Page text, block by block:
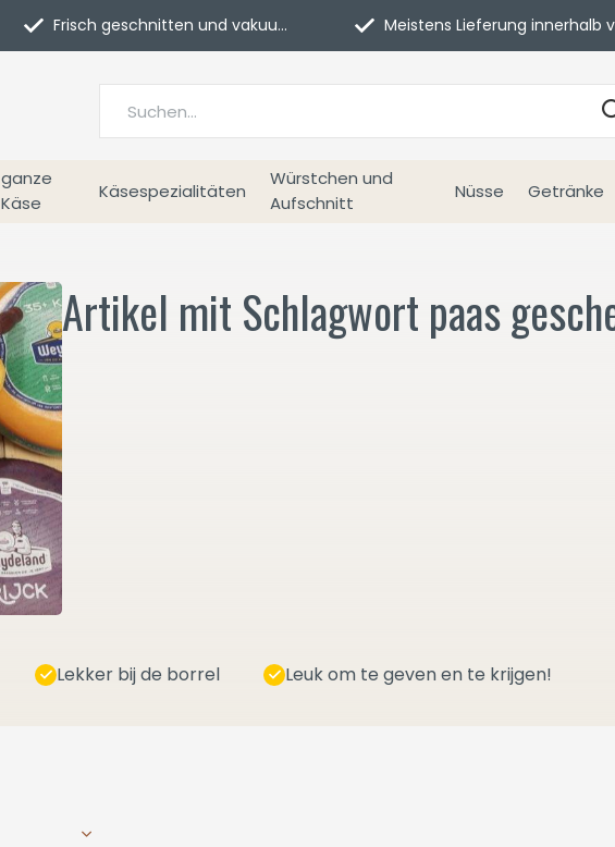
ganze
Käse
Käsespezialitäten
Würstchen und
Aufschnitt
Nüsse Getränke
Frisch geschnitten und vakuumverpackt. Meistens Lieferung innerhalb von 3 Tagen
Artikel mit Schlagwort paas
Lekker bij de borrel Leuk om te geven en te krijgen!